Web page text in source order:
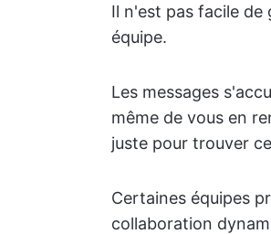
Il n'est pas facile de
équipe.
Les messages
même de vous en
juste pour trouver
Certaines équipes
collaboration